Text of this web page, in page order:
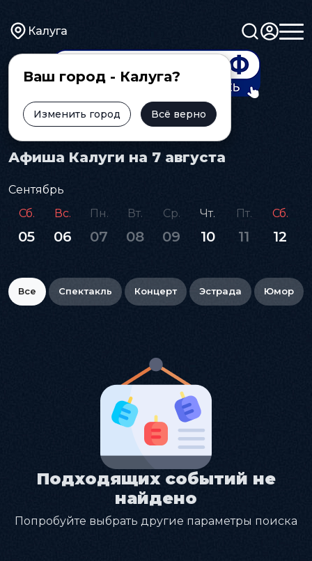
Калуга
Ваш город - Калуга?
Изменить город Всё верно
Главная Афиша
Афиша Калуги на 7 августа
Сентябрь
Сб.
05
Вс.
06
Пн.
07
Вт.
08
Ср.
09
Чт.
10
Пт.
11
Сб.
12
Все Спектакль Концерт Эстрада Юмор
Подходящих событий не
найдено
Попробуйте выбрать другие параметры поиска